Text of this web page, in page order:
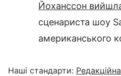
Йоханссон
сценариста шоу
американського
Наші стандарти: